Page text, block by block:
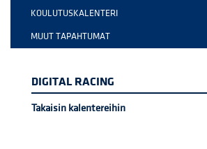
KOULUTUSKALENTERI
MUUT TAPAHTUMAT
DIGITAL RACING
Takaisin kalentereihin